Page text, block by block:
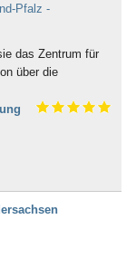
Pfalz -
das Zentrum für
über die